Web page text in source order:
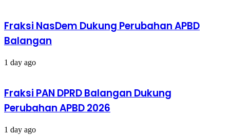
Fraksi NasDem Dukung Perubahan APBD
Balangan
1 day ago
Fraksi PAN DPRD Balangan Dukung
Perubahan APBD 2026
1 day ago